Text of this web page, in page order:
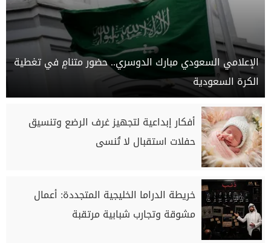
الإعلامي السعودي مبارك الدوسري.. حضور متنامٍ في تغطية
الكرة السعودية
أفكار إبداعية لتجهيز غرف الرضع وتنسيق
حفلات استقبال لا تُنسى
خريطة الدراما الخليجية المتجددة: أعمال
مشوقة وتجارب شبابية مرتقبة